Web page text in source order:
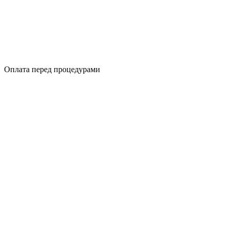
Оплата перед процедурами